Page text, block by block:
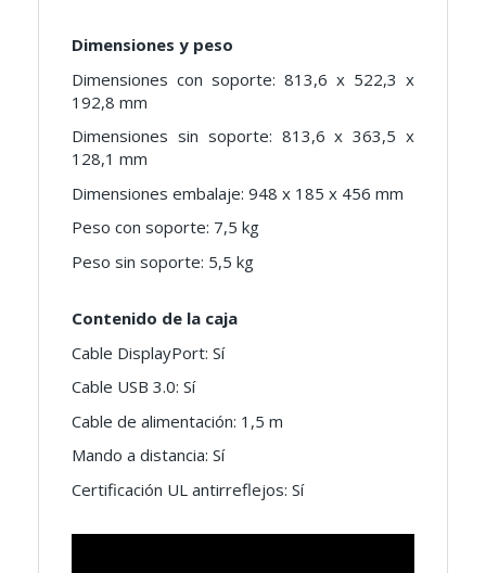
Dimensiones y peso
Dimensiones con soporte: 813,6 x 522,3 x
192,8 mm
Dimensiones sin soporte: 813,6 x 363,5 x
128,1 mm
Dimensiones embalaje: 948 x 185 x 456 mm
Peso con soporte: 7,5 kg
Peso sin soporte: 5,5 kg
Contenido de la caja
Cable DisplayPort: Sí
Cable USB 3.0: Sí
Cable de alimentación: 1,5 m
Mando a distancia: Sí
Certificación UL antirreflejos: Sí